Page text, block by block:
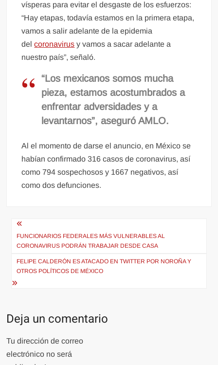
vísperas para evitar el desgaste de los esfuerzos:
“Hay etapas, todavía estamos en la primera etapa,
vamos a salir adelante de la epidemia
delcoronavirus y vamos a sacar adelante a
nuestro país”, señaló.
“Los mexicanos somos mucha
pieza, estamos acostumbrados a
enfrentar adversidades y a
levantarnos”, aseguró AMLO.
Al el momento de darse el anuncio, en México se
habían confirmado 316 casos de coronavirus, así
como 794 sospechosos y 1667 negativos, así
como dos defunciones.
Navegación
de
entradas
FUNCIONARIOS FEDERALES MÁS VULNERABLES AL
CORONAVIRUS PODRÁN TRABAJAR DESDE CASA
FELIPE CALDERÓN ES ATACADO EN TWITTER POR NOROÑA Y
OTROS POLÍTICOS DE MÉXICO
Deja un comentario
Tu dirección de correo
electrónico no será